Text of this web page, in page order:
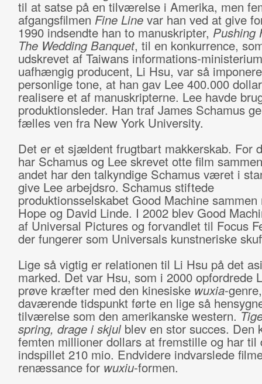
til at satse på en tilværelse i Amerika, men
afgangsfilmen Fine Linevar han ved at give
1990 indsendte han to manuskripter, Pushing
The Wedding Banquet, til en konkurrence,
udskrevet af Taiwans informations-
uafhængig producent, Li Hsu, var så
personlige tone, at han gav Lee 400.000
realisere et af manuskripterne. Lee havde
produktionsleder. Han traf James Schamus
fælles ven fra New York University.
Det er et sjældent frugtbart makkerskab. For
har Schamus og Lee skrevet otte film
andet har den talkyndige Schamus været i
give Lee arbejdsro. Schamus stiftede
produktionsselskabet Good Machine sammen
Hope og David Linde. I 2002 blev Good
af Universal Pictures og forvandlet til Focus
der fungerer som Universals kunstneriske
Lige så vigtig er relationen til Li Hsu på det
marked. Det var Hsu, som i 2000 opfordrede
prøve kræfter med den kinesiske wuxia-
daværende tidspunkt førte en lige så
tilværelse som den amerikanske western.
spring, drage i skjulblev en stor succes. Den
femten millioner dollars at fremstille og har til
indspillet 210 mio. Endvidere indvarslede
renæssance for wuxiu-formen.